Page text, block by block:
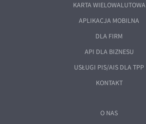
KARTA WIELOWALUTOWA
APLIKACJA MOBILNA
DLA FIRM
API DLA BIZNESU
USŁUGI PIS/AIS DLA TPP
KONTAKT
O NAS